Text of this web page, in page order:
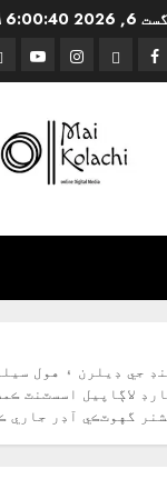
6, 2026
6:00:40 AM
Facebook
Instagram
جي ڊيلرن ۽ هول
لاڳاپيل اسسٽنٽ
گهوٽڪي آڊر جاري